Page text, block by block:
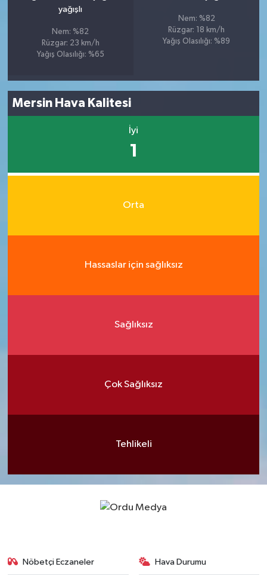
yağışlı
Nem: %82
Rüzgar: 23 km/h
Yağış Olasılığı: %65
Nem: %82
Rüzgar: 18 km/h
Yağış Olasılığı: %89
Mersin Hava Kalitesi
İyi
1
Orta
Hassaslar için sağlıksız
Sağlıksız
Çok Sağlıksız
Tehlikeli
Nöbetçi Eczaneler Hava Durumu